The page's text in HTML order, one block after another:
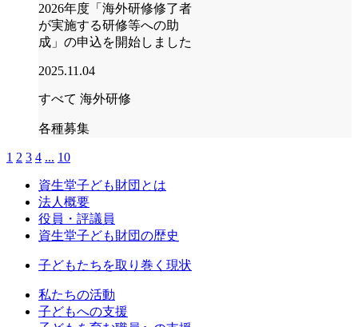
2026年度「海外研修修了者
が実施する研修等への助
成」の申込を開始しました
2025.11.04
すべて 海外研修
各種募集
1 2 3 4 ... 10
資生堂子ども財団とは
法人概要
役員・評議員
資生堂子ども財団の歴史
子どもたちを取り巻く現状
私たちの活動
⼦どもへの⽀援